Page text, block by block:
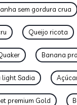
sem gordura crua
Queijo ricota
Banana
light Sadia
premium Gold